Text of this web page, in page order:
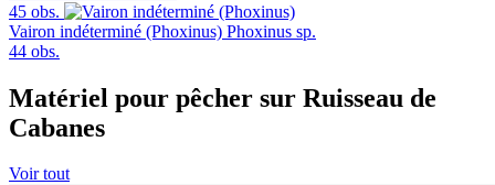
45 obs.
Vairon indéterminé (Phoxinus) Phoxinus sp.
44 obs.
Matériel pour pêcher sur Ruisseau de
Cabanes
Voir tout